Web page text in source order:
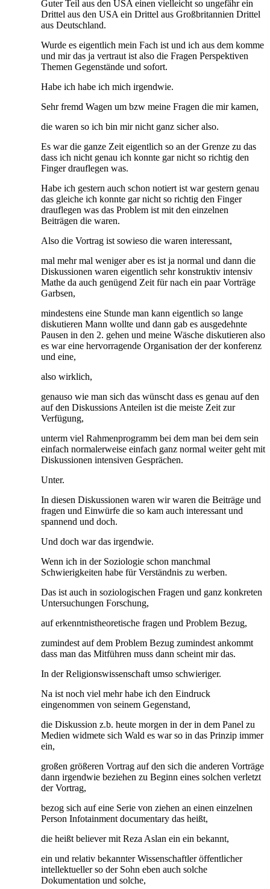
Guter Teil aus den USA einen vielleicht so ungefähr ein
Drittel aus den USA ein Drittel aus Großbritannien Drittel
aus Deutschland.
Wurde es eigentlich mein Fach ist und ich aus dem komme
und mir das ja vertraut ist also die Fragen Perspektiven
Themen Gegenstände und sofort.
Habe ich habe ich mich irgendwie.
Sehr fremd Wagen um bzw meine Fragen die mir kamen,
die waren so ich bin mir nicht ganz sicher also.
Es war die ganze Zeit eigentlich so an der Grenze zu das
dass ich nicht genau ich konnte gar nicht so richtig den
Finger drauflegen was.
Habe ich gestern auch schon notiert ist war gestern genau
das gleiche ich konnte gar nicht so richtig den Finger
drauflegen was das Problem ist mit den einzelnen
Beiträgen die waren.
Also die Vortrag ist sowieso die waren interessant,
mal mehr mal weniger aber es ist ja normal und dann die
Diskussionen waren eigentlich sehr konstruktiv intensiv
Mathe da auch genügend Zeit für nach ein paar Vorträge
Garbsen,
mindestens eine Stunde man kann eigentlich so lange
diskutieren Mann wollte und dann gab es ausgedehnte
Pausen in den 2. gehen und meine Wäsche diskutieren also
es war eine hervorragende Organisation der der konferenz
und eine,
also wirklich,
genauso wie man sich das wünscht dass es genau auf den
auf den Diskussions Anteilen ist die meiste Zeit zur
Verfügung,
unterm viel Rahmenprogramm bei dem man bei dem sein
einfach normalerweise einfach ganz normal weiter geht mit
Diskussionen intensiven Gesprächen.
Unter.
In diesen Diskussionen waren wir waren die Beiträge und
fragen und Einwürfe die so kam auch interessant und
spannend und doch.
Und doch war das irgendwie.
Wenn ich in der Soziologie schon manchmal
Schwierigkeiten habe für Verständnis zu werben.
Das ist auch in soziologischen Fragen und ganz konkreten
Untersuchungen Forschung,
auf erkenntnistheoretische fragen und Problem Bezug,
zumindest auf dem Problem Bezug zumindest ankommt
dass man das Mitführen muss dann scheint mir das.
In der Religionswissenschaft umso schwieriger.
Na ist noch viel mehr habe ich den Eindruck
eingenommen von seinem Gegenstand,
die Diskussion z.b. heute morgen in der in dem Panel zu
Medien widmete sich Wald es war so in das Prinzip immer
ein,
großen größeren Vortrag auf den sich die anderen Vorträge
dann irgendwie beziehen zu Beginn eines solchen verletzt
der Vortrag,
bezog sich auf eine Serie von ziehen an einen einzelnen
Person Infotainment documentary das heißt,
die heißt believer mit Reza Aslan ein ein bekannt,
ein und relativ bekannter Wissenschaftler öffentlicher
intellektueller so der Sohn eben auch solche
Dokumentation und solche,